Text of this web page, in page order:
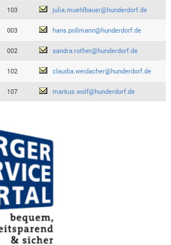
103 julia.muehlbauer@hunderdorf.de
003 hans.pollmann@hunderdorf.de
002 sandra.rother@hunderdorf.de
102 claudia.weidacher@hunderdorf.de
107 markus.wolf@hunderdorf.de